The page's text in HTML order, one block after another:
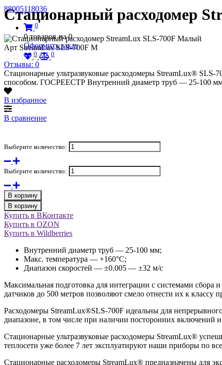
88005118036
0
0 товаров на0
Оформить заказ
0 0
Стационарный расходомер
Арт StreamLux SLS-700F M
Отзывы: 0
Стационарные ультразвуковые расходомеры StreamLux® SLS-
способом. ГОСРЕЕСТР Внутренний диаметр труб — 25-100
В избранное
В сравнение
Выберите количество:
Выберите количество:
В корзину
В корзину
Купить в ВКонтакте
Купить в OZON
Купить в Wildberries
Внутренний диаметр труб — 25-100 мм;
Макс. температура — +160°С;
Диапазон скоростей — ±0.005 — ±32 м/с
Максимальная подготовка для интеграции с системами
датчиков до 500 метров позволяют смело отнести их к классу
Расходомеры StreamLux®SLS-700F идеальны для
диапазоне, в том числе при наличии посторонних
Стационарные ультразвуковые расходомеры StreamLux®
теплосети уже более 7 лет эксплуатируют наши приборы по
Стационарные расходомеры StreamLux® предназначены для